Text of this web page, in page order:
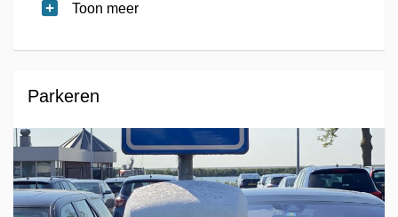
Toon meer
Parkeren